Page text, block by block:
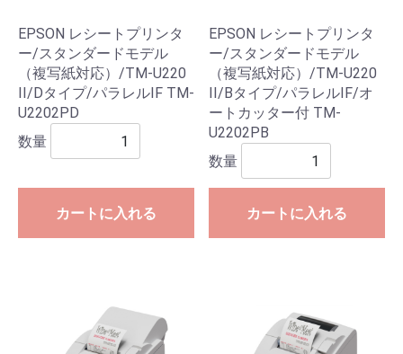
EPSON レシートプリンタ
ー/スタンダードモデル
（複写紙対応）/TM-U220
II/Dタイプ/パラレルIF TM-
U2202PD
数量
カートに入れる
EPSON レシートプリンタ
ー/スタンダードモデル
（複写紙対応）/TM-U220
II/Bタイプ/パラレルIF/オ
ートカッター付 TM-
U2202PB
数量
カートに入れる